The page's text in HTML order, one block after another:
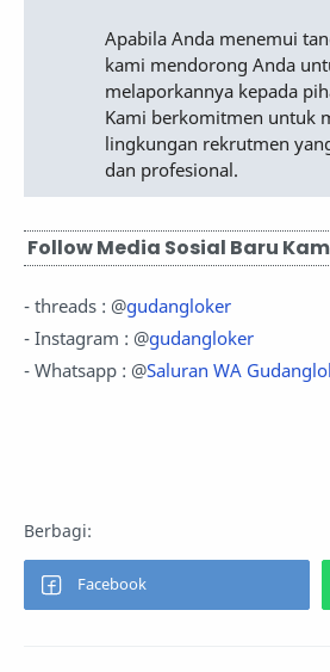
Apabila Anda menemui
kami mendorong Anda
melaporkannya kepada
Kami berkomitmen untuk
lingkungan rekrutmen
dan profesional.
Follow Media Sosial Baru
- threads : @gudangloker
- Instagram : @gudangloker
- Whatsapp : @Saluran WA